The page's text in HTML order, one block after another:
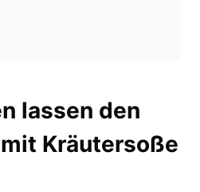
lassen den
Kräutersoße